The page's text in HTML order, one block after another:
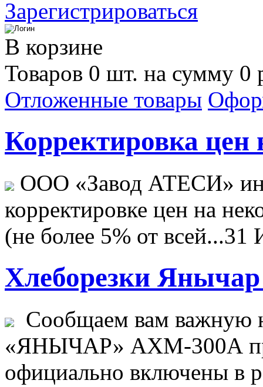
Зарегистрироваться
В корзине
Товаров 0 шт. на сумму 0
Отложенные товары
Корректировка цен
ООО «Завод АТЕСИ»
корректировке цен на
(не более 5% от всей...31
Хлеборезки Янычар
Сообщаем вам важную
«ЯНЫЧАР» АХМ-300А
официально включены в